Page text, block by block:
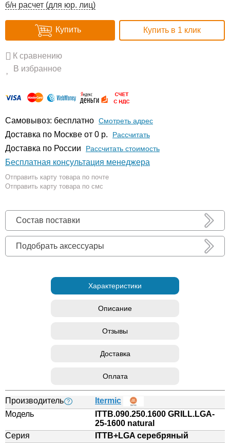
б/н расчет (для юр. лиц)
Купить Купить в 1 клик
К сравнению
В избранное
Самовывоз: бесплатно Смотреть адрес
Доставка по Москве от 0 р. Расcчитать
Доставка по России Рассчитать стоимость
Бесплатная консультация менеджера
Отправить карту товара по почте
Отправить карту товара по смс
Состав поставки
Подобрать аксессуары
Характеристики
Описание
Отзывы
Доставка
Оплата
Производитель ?
Itermic
Модель
ITTB.090.250.1600 GRILL.LGA-
25-1600 natural
Серия
ITTB+LGA серебряный